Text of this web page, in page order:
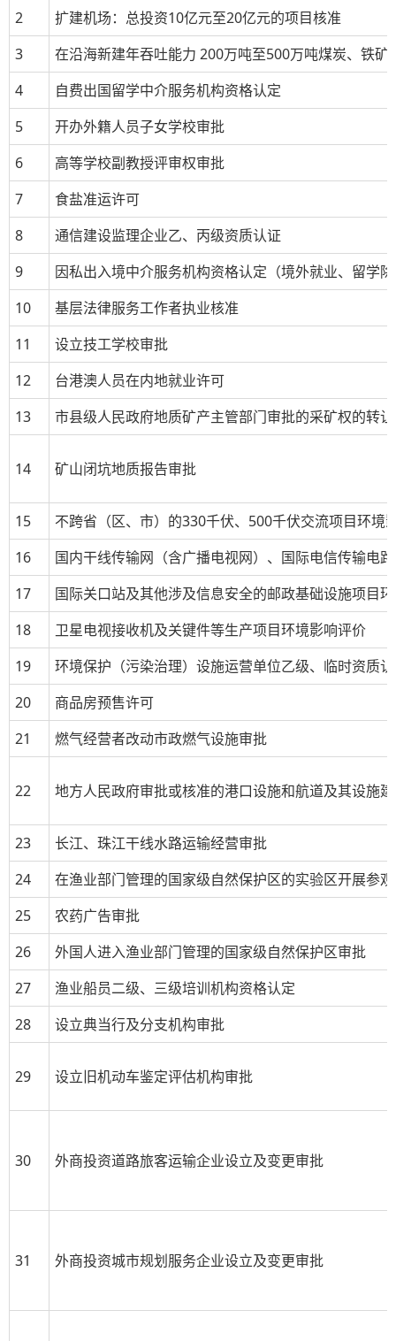
2 扩建机场：总投资10亿元至20亿元的项目核准
3
在沿海新建年吞吐能力 200万吨至500万吨煤炭、铁矿
4
自费出国留学中介服务机构资格认定
5
开办外籍人员子女学校审批
6
高等学校副教授评审权审批
7
食盐准运许可
8
通信建设监理企业乙、丙级资质认证
9
因私出入境中介服务机构资格认定（境外就业、留学
10
基层法律服务工作者执业核准
11
设立技工学校审批
12
台港澳人员在内地就业许可
13
市县级人民政府地质矿产主管部门审批的采矿权的转
14 矿山闭坑地质报告审批
15 不跨省（区、市）的330千伏、 500千伏交流项目环境
16
国内干线传输网（含广播电视网）、国际电信传输电
17
国际关口站及其他涉及信息安全的邮政基础设施项目
18
卫星电视接收机及关键件等生产项目环境影响评价
19
环境保护（污染治理）设施运营单位乙级、临时资质
20
商品房预售许可
21
燃气经营者改动市政燃气设施审批
22 地方人民政府审批或核准的港口设施和航道及其设施
23
长江、珠江干线水路运输经营审批
24
在渔业部门管理的国家级自然保护区的实验区开展参
25
农药广告审批
26
外国人进入渔业部门管理的国家级自然保护区审批
27
渔业船员二级、三级培训机构资格认定
28
设立典当行及分支机构审批
29 设立旧机动车鉴定评估机构审批
30 外商投资道路旅客运输企业设立及变更审批
31 外商投资城市规划服务企业设立及变更审批